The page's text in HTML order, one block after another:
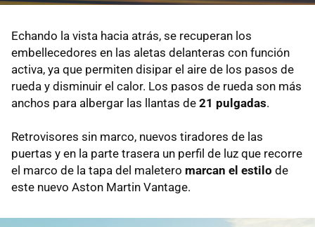
Echando la vista hacia atrás, se recuperan los
embellecedores en las aletas delanteras con función
activa, ya que permiten disipar el aire de los pasos de
rueda y disminuir el calor. Los pasos de rueda son más
anchos para albergar las llantas de 21 pulgadas.
Retrovisores sin marco, nuevos tiradores de las
puertas y en la parte trasera un perfil de luz que recorre
el marco de la tapa del maletero marcan el estilo de
este nuevo Aston Martin Vantage.